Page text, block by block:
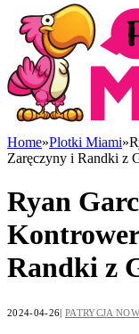
Home»Plotki Miami»
Zaręczyny i Randki z
Ryan
Randki z
2024-04-26 PATRYCJA